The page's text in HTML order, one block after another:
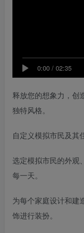
0:00 / 02:35
释放您的想象力，创
独特风格。
自定义模拟市民及其
选定模拟市民的外观
每一天。
为每个家庭设计和建
饰进行装扮。